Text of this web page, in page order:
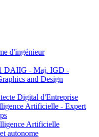
d'ingénieur
DAIIG - Maj. IGD -
and Design
Digital d'Entreprise
Artificielle - Expert
Artificielle
autonome